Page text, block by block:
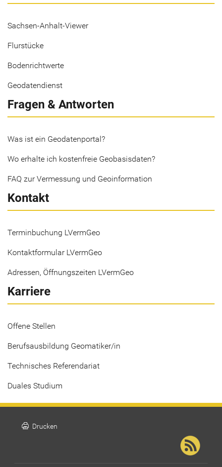
Sachsen-Anhalt-Viewer
Flurstücke
Bodenrichtwerte
Geodatendienst
Fragen & Antworten
Was ist ein Geodatenportal?
Wo erhalte ich kostenfreie Geobasisdaten?
FAQ zur Vermessung und Geoinformation
Kontakt
Terminbuchung LVermGeo
Kontaktformular LVermGeo
Adressen, Öffnungszeiten LVermGeo
Karriere
Offene Stellen
Berufsausbildung Geomatiker/in
Technisches Referendariat
Duales Studium
print Drucken